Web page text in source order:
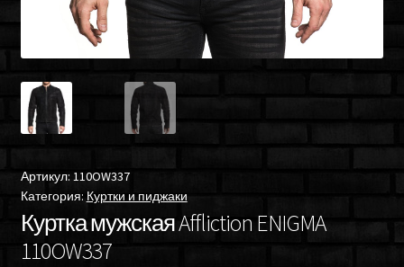
Артикул: 110OW337
Категория: Куртки и пиджаки
Куртка мужская Affliction ENIGMA
110OW337